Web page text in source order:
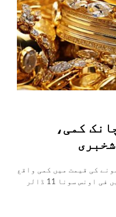
کمی،
کی قیمت میں کمی واقع
ہوئی ہے۔ بین الاقوامی مارکیٹ میں فی اونس سونا 11 ڈالر